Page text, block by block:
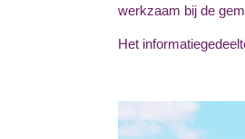
werkzaam bij de
Het